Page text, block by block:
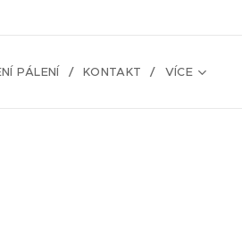
PÁLENÍ KONTAKT VÍCE